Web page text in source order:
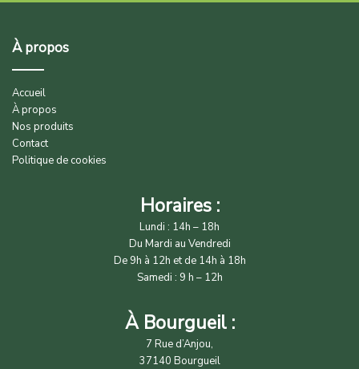
À propos
Accueil
À propos
Nos produits
Contact
Politique de cookies
Horaires :
Lundi : 14h – 18h
Du Mardi au Vendredi
De 9h à 12h et de 14h à 18h
Samedi : 9 h – 12h
À Bourgueil :
7 Rue d’Anjou,
37140 Bourgueil